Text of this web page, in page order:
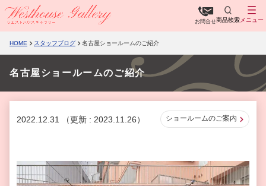
お問合せ商品検索 メニュー
HOME スタッフブログ 名古屋ショールームのご紹介
名古屋ショールームのご紹介
2022.12.31 （更新 : 2023.11.26） ショールームのご案内